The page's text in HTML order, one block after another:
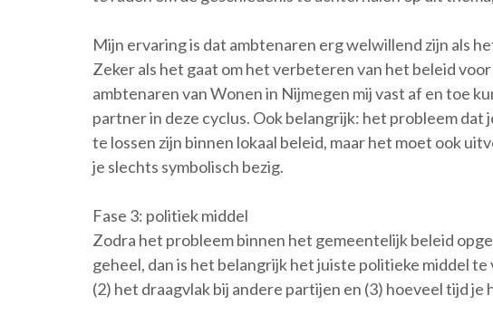
Mijn ervaring is dat ambtenaren erg welwillend zijn als
Zeker als het gaat om het verbeteren van het beleid
ambtenaren van Wonen in Nijmegen mij vast af en toe
partner in deze cyclus. Ook belangrijk: het probleem
te lossen zijn binnen lokaal beleid, maar het moet ook
je slechts symbolisch bezig.
Fase 3: politiek middel
Zodra het probleem binnen het gemeentelijk beleid
geheel, dan is het belangrijk het juiste politieke middel
(2) het draagvlak bij andere partijen en (3) hoeveel tijd je